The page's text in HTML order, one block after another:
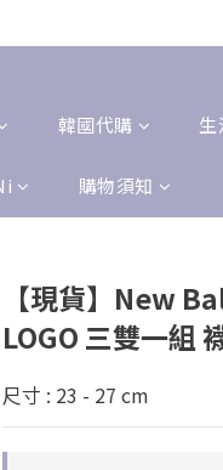
韓國代購 生
購物須知
【現貨】New
LOGO 三雙一組
尺寸 : 23 - 27 cm